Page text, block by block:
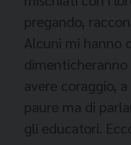
pregando,
Alcuni mi hanno
avere coraggio,
paure ma di
gli educatori.